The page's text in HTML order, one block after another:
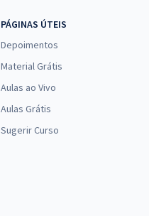
PÁGINAS ÚTEIS
Depoimentos
Material Grátis
Aulas ao Vivo
Aulas Grátis
Sugerir Curso